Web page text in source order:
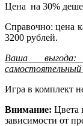
Цена на 30%
Справочно: цена
3200 рублей.
Ваша выгода:
самостоятельный
Игра в комплект
Внимание: Цвета
зависимости от